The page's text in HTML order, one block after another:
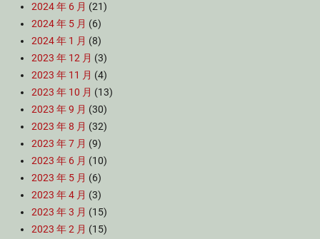
2024 年 6 月 (21)
2024 年 5 月 (6)
2024 年 1 月 (8)
2023 年 12 月 (3)
2023 年 11 月 (4)
2023 年 10 月 (13)
2023 年 9 月 (30)
2023 年 8 月 (32)
2023 年 7 月 (9)
2023 年 6 月 (10)
2023 年 5 月 (6)
2023 年 4 月 (3)
2023 年 3 月 (15)
2023 年 2 月 (15)